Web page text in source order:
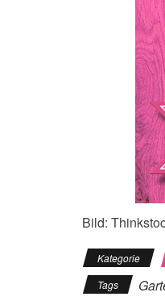
Bild:
Kategorie
Tags